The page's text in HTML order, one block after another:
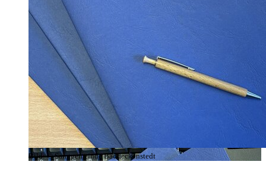
Bild:© Samtgemeinde Baddeckenstedt